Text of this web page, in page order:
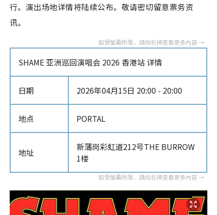
行。演出场地详情将陆续公布。敬请密切留意票务资
讯。
SHAME 亚洲巡回演唱会 2026 香港站 详情
日期 2026年04月15日 20:00 - 20:00
地点 PORTAL
地址
新蒲岗彩虹道212号THE BURROW
1楼